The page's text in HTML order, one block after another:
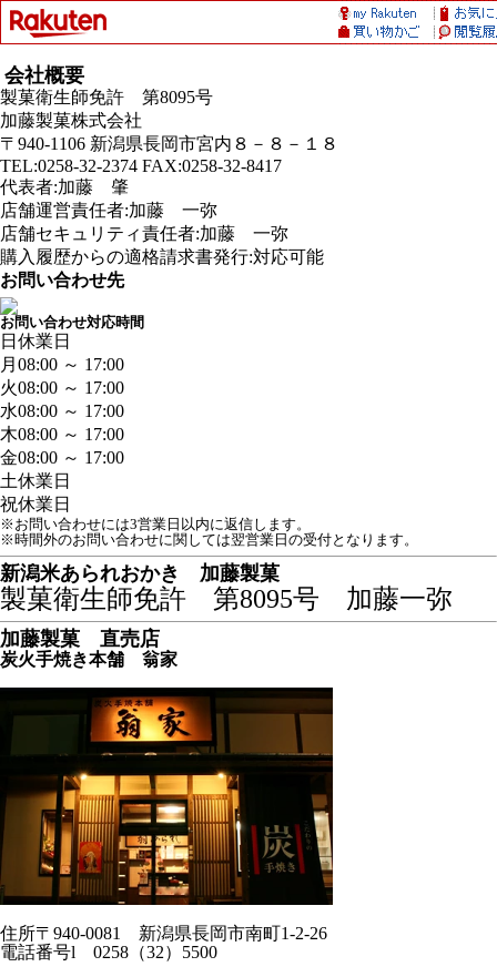
会社概要
製菓衛生師免許 第8095号
加藤製菓株式会社
〒940-1106 新潟県長岡市宮内８－８－１８
TEL:0258-32-2374 FAX:0258-32-8417
代表者:加藤 肇
店舗運営責任者:加藤 一弥
店舗セキュリティ責任者:加藤 一弥
購入履歴からの適格請求書発行:対応可能
お問い合わせ先
お問い合わせ対応時間
日 休業日
月 08:00 ～ 17:00
火08:00 ～ 17:00
水08:00 ～ 17:00
木08:00 ～ 17:00
金08:00 ～ 17:00
土休業日
祝休業日
※お問い合わせには3営業日以内に返信します。
※時間外のお問い合わせに関しては翌営業日の受付となります。
新潟米あられおかき 加藤製菓
製菓衛生師免許 第8095号 加藤一弥
加藤製菓 直売店
炭火手焼き本舗 翁家
住所〒940-0081 新潟県長岡市南町1-2-26
電話番号l 0258（32）5500